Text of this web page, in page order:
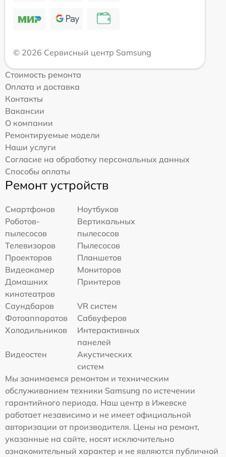
© 2026 Сервисный центр Samsung
Стоимость ремонта
Оплата и доставка
Контакты
Вакансии
О компании
Ремонтируемые модели
Наши услуги
Согласие на обработку персональных данных
Способы оплаты
Ремонт устройств
Смартфонов
Ноутбуков
Роботов-
пылесосов
Вертикальных
пылесосов
Телевизоров
Пылесосов
Проекторов
Планшетов
Видеокамер
Мониторов
Домашних
кинотеатров
Принтеров
Саундбаров
VR систем
Фотоаппаратов
Сабвуферов
Холодильников
Интерактивных
панелей
Видеостен
Акустических
систем
Мы занимаемся ремонтом и техническим
обслуживанием техники Samsung по истечении
гарантийного периода. Наш центр в Ижевске
работает независимо и не имеет официальной
авторизации от производителя. Цены на ремонт,
указанные на сайте, носят исключительно
ознакомительный характер и не являются публичной